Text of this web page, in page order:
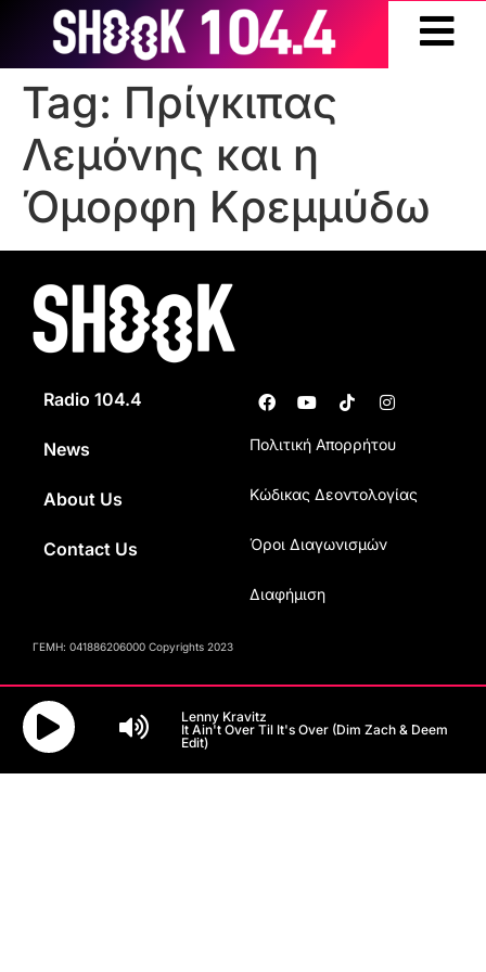
Tag: Πρίγκιπας
Λεμόνης και η
Όμορφη Κρεμμύδω
Radio 104.4
News
About Us
Contact Us
Πολιτική Απορρήτου
Κώδικας Δεοντολογίας
Όροι Διαγωνισμών
Διαφήμιση
ΓΕΜΗ: 041886206000 Copyrights 2023
Lenny Kravitz
It Ain't Over Til It's Over (Dim Zach & Deem
Edit)